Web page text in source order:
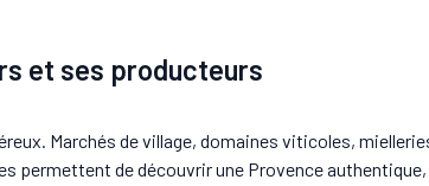
et ses producteurs
Marchés de village, domaines viticoles,
permettent de découvrir une Provence